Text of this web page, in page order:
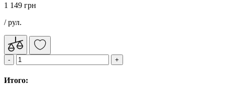
1 149 грн
/ рул.
Итого: